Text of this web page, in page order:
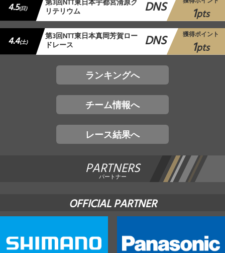
4.5(日) 第3回NTT東日本宇都宮清原ク
リテリウム DNS 1pts
4.4(土) 第3回NTT東日本真岡芳賀ロー
ドレース DNS 獲得ポイント
1pts
ランキングへ
チーム情報へ
レース結果へ
PARTNERS
パートナー
OFFICIAL PARTNER